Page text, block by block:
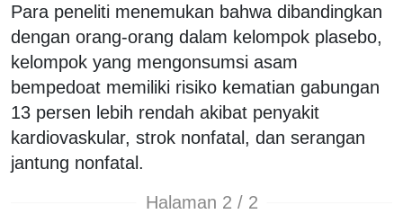
Para peneliti menemukan bahwa dibandingkan
dengan orang-orang dalam kelompok plasebo,
kelompok yang mengonsumsi asam
bempedoat memiliki risiko kematian gabungan
13 persen lebih rendah akibat penyakit
kardiovaskular, strok nonfatal, dan serangan
jantung nonfatal.
Halaman 2 / 2